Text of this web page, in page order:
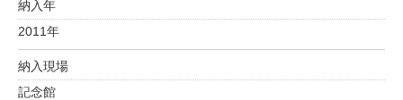
納入年
2011年
納入現場
記念館